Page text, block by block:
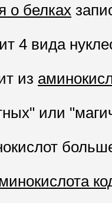
о белках
4 вида
из
или